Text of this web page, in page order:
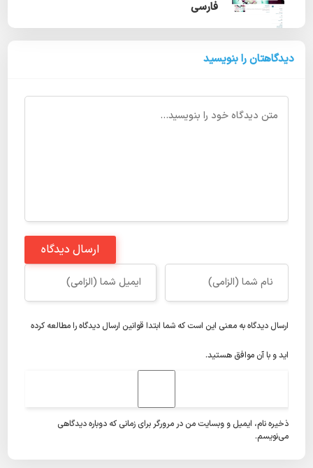
فارسی
دیدگاهتان را بنویسید
ارسال دیدگاه
ارسال دیدگاه به معنی این است که شما ابتدا قوانین ارسال دیدگاهرا مطالعه کرده
اید و با آن موافق هستید.
ذخیره نام، ایمیل و وبسایت من در مرورگر برای زمانی که دوباره دیدگاهی
می‌نویسم.